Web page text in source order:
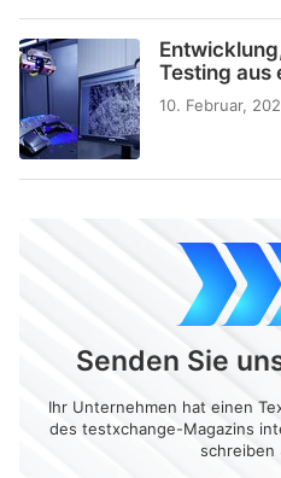
Testing aus
10. Februar,
Senden Sie
Ihr Unternehmen hat einen
des testxchange-Magazins
schreiben